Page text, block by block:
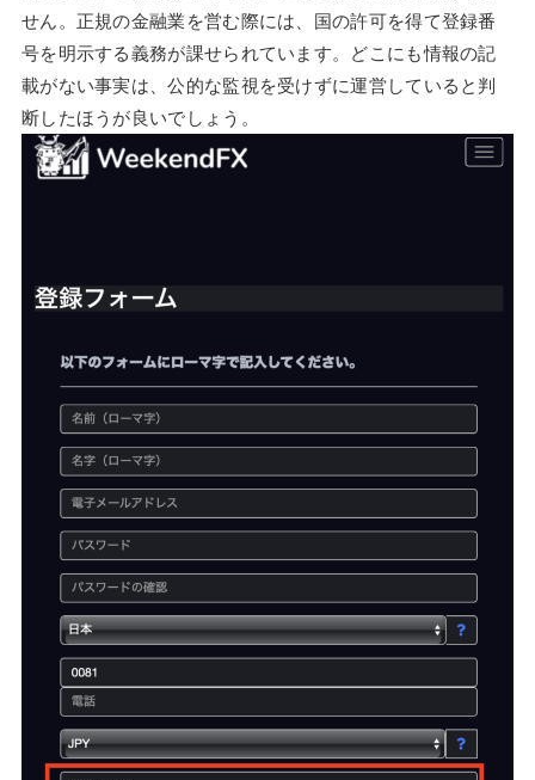
せん。正規の金融業を営む際には、国の許可を得て登録番
号を明示する義務が課せられています。どこにも情報の記
載がない事実は、公的な監視を受けずに運営していると判
断したほうが良いでしょう。